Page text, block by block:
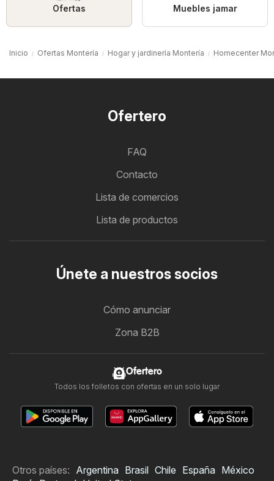
Ofertas Muebles jamar
Inicio Ofertas Montería Hogar y jardinería Montería Homecenter
Ofertero
FAQ
Contacto
Lista de comercios
Lista de productos
Únete a nuestros socios
Cómo anunciar
Zona B2B
Ofertero
Todos los folletos con ofertas en un solo lugar
Otros países: Argentina Brasil Chile España México